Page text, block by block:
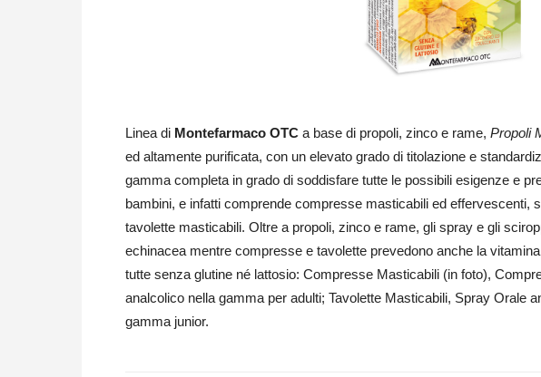
Linea di Montefarmaco OTC a base di propoli, zinco e rame, Propoli
ed altamente purificata, con un elevato grado di titolazione e
gamma completa in grado di soddisfare tutte le possibili esigenze e
bambini, e infatti comprende compresse masticabili ed effervescenti,
tavolette masticabili. Oltre a propoli, zinco e rame, gli spray e gli
echinacea mentre compresse e tavolette prevedono anche la
tutte senza glutine né lattosio: Compresse Masticabili (in foto),
analcolico nella gamma per adulti; Tavolette Masticabili, Spray Orale
gamma junior.